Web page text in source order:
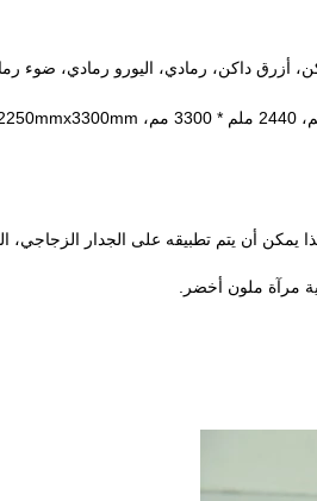
أزرق داكن، رمادي، اليورو رمادي، ضوء
وهكذا يمكن أن يتم تطبيقه على الجدار